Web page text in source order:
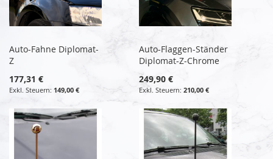
Auto-Fahne Diplomat-
Z
177,31 €
149,00 €
Auto-Flaggen-Ständer
Diplomat-Z-Chrome
249,90 €
210,00 €